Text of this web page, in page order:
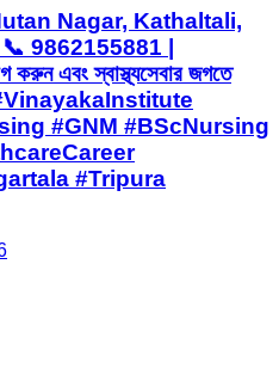
Nagar, Kathaltali,
9862155881 |
এবং স্বাস্থ্যসেবার জগতে
#VinayakaInstitute
#GNM #BScNursing
#Tripura